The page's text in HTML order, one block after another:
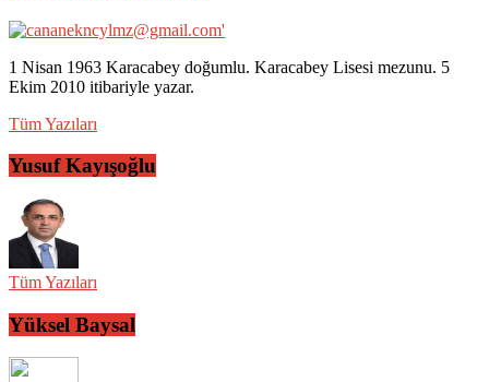
1 Nisan 1963 Karacabey doğumlu. Karacabey Lisesi mezunu. 5
Ekim 2010 itibariyle yazar.
Tüm Yazıları
Yusuf Kayışoğlu
Tüm Yazıları
Yüksel Baysal